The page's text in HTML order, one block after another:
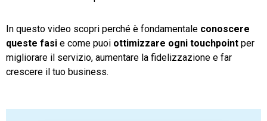
HR
Trust Services
TeamSystem Corporate
In questo video scopri perché è fondamentale conoscere
queste fasi e come puoi ottimizzare ogni touchpoint per
migliorare il servizio, aumentare la fidelizzazione e far
crescere il tuo business.